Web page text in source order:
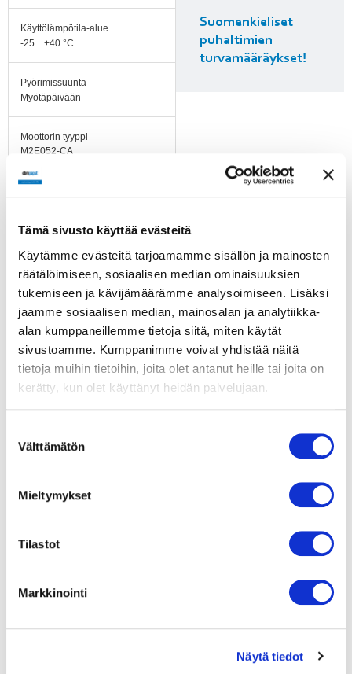
Tämä sivusto käyttää evästeitä
Käytämme evästeitä tarjoamamme sisällön ja mainosten
räätälöimiseen, sosiaalisen median ominaisuuksien
tukemiseen ja kävijämäärämme analysoimiseen. Lisäksi
jaamme sosiaalisen median, mainosalan ja analytiikka-
alan kumppaneillemme tietoja siitä, miten käytät
sivustoamme. Kumppanimme voivat yhdistää näitä
tietoja muihin tietoihin, joita olet antanut heille tai joita on
kerätty, kun olet käyttänyt heidän palvelujaan.
valinta
Välttämätön
Mieltymykset
Tilastot
Markkinointi
Näytä tiedot
Käyttölämpötila-alue
-25…+40 °C
Pyörimissuunta
Myötäpäivään
Moottorin tyyppi
M2E052-CA
Moottorisuoja / Suoja
Sisäänrakennettu
lämpökytkin,
automaattinen palautus.
Suojausluokka
IP44
Laakerit
Siipipyörä
palautuu verkkovirran
katkettua.
Sähköinen kytkentä
Äänenpaineen
Suomenkieliset
puhaltimien
turvamääräykset!